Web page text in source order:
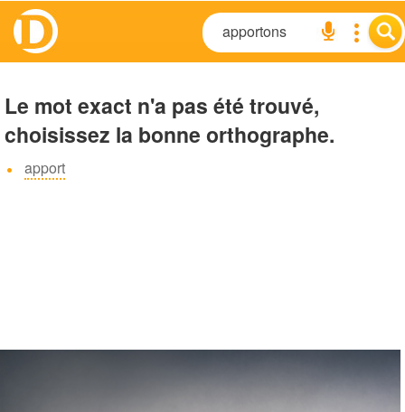
Le mot exact n'a pas été trouvé,
choisissez la bonne orthographe.
apport